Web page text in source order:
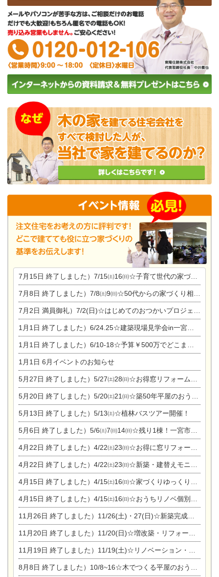
7月15日 終了しました）7/15㈯16㈰☆子育て世代の家づくり相談会
7月8日 終了しました）7/8㈯9㈰☆50代からの家づくり相談会
7月2日 満員御礼）7/2(日)☆はじめてのおつかいプロジェクト
1月1日 終了しました）6/24.25☆建築現場見学会in一宮市木曽川町
1月1日 終了しました）6/10-18☆予算￥500万でどこまでできるの？リフォーム相談会
1月1日 6月イベントのお知らせ
5月27日 終了しました）5/27㈯28㈰☆お得窓リフォーム個別相談会
5月20日 終了しました）5/20㈯21㈰☆築50年平屋のおうちリノベーション完成見学会
5月13日 終了しました）5/13㈯☆植林バスツアー開催！
5月6日 終了しました）5/6㈯7㈰14㈰☆残り1棟！一宮市限定モニター募集相談会(新築・建替え)
4月22日 終了しました）4/22㈯23㈰☆お得に窓リフォーム個別相談会
4月22日 終了しました）4/22㈯23㈰☆新築・建替えモニター募集個別相談会
4月15日 終了しました）4/15㈯16㈰☆家づくりゆっくりじっくり個別相談会
4月15日 終了しました）4/15㈯16㈰☆おうちリノベ個別相談会
11月26日 終了しました）11/26(土)・27(日)☆新築完成見学会 in一宮市あずら
11月20日 終了しました）11/20(日)☆増改築・リフォームまつり＆秋の味覚まつり＆芸術祭
11月19日 終了しました）11/19(土)☆リノベーション・家の修理まつり＆増改築・リフォームまつりin扶桑ゴルフ
8月8日 終了しました）10/8~16☆木でつくる平屋のおうちのつくり方【完全予約制】